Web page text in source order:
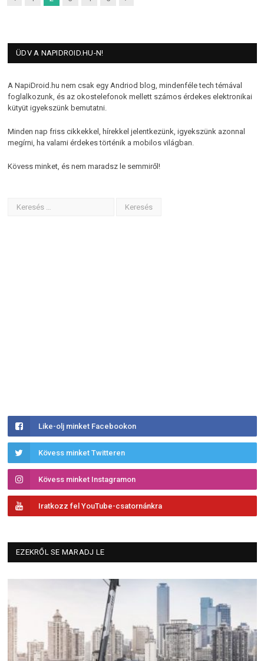
ÜDV A NAPIDROID.HU-N!
A NapiDroid.hu nem csak egy Andriod blog, mindenféle tech témával
foglalkozunk, és az okostelefonok mellett számos érdekes elektronikai
kütyüt igyekszünk bemutatni.
Minden nap friss cikkekkel, hírekkel jelentkezünk, igyekszünk azonnal
megírni, ha valami érdekes történik a mobilos világban.
Kövess minket, és nem maradsz le semmiről!
Like-olj minket Facebookon
Kövess minket Twitteren
Kövess minket Instagramon
Iratkozz fel YouTube-csatornánkra
EZEKRŐL SE MARADJ LE